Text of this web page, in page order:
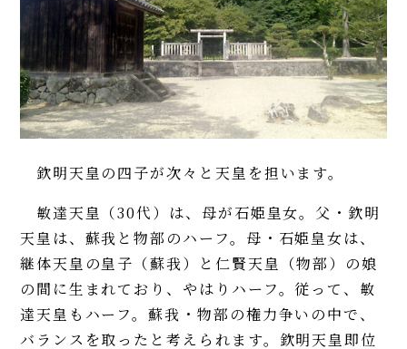
欽明天皇の四子が次々と天皇を担います。
敏達天皇（30代）は、母が石姫皇女。父・欽明
天皇は、蘇我と物部のハーフ。母・石姫皇女は、
継体天皇の皇子（蘇我）と仁賢天皇（物部）の娘
の間に生まれており、やはりハーフ。従って、敏
達天皇もハーフ。蘇我・物部の権力争いの中で、
バランスを取ったと考えられます。欽明天皇即位